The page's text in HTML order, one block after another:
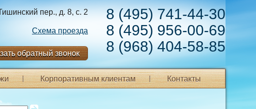
8 (495) 741-44-30
8 (495) 956-00-69
8 (968) 404-58-85
пер., д. 8, с. 2
Схема проезда
обратный звонок
Корпоративным клиентам Контакты